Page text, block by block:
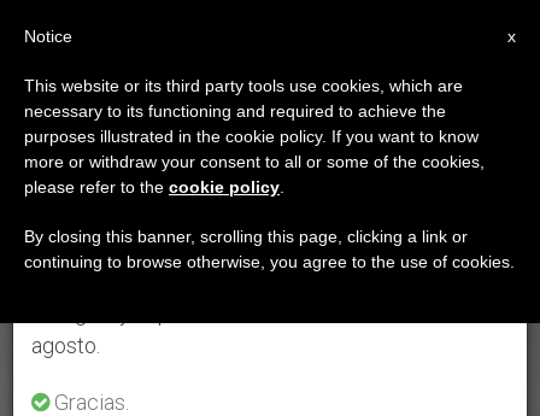
ETIQUETA
Posts Tagged ‘Mons.
Carlos Castillo’
ÚLTIMAS NOTICIAS
×
Aviso importante
Del 27 de julio al 7 de agosto haremos la pausa
anual, aprovechando que en el periodo de verano
se generan menos informaciones y también el
agosto.
Gracias.
x
Notice
This website or its third party tools use cookies, which are
necessary to its functioning and required to achieve the
purposes illustrated in the cookie policy. If you want to know
more or withdraw your consent to all or some of the cookies,
please refer to the cookie policy
By closing this banner, scrolling this page, clicking a link or
continuing to browse otherwise, you agree to the use of cookies.